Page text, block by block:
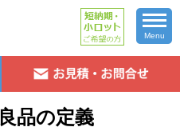
Menu
品の定義